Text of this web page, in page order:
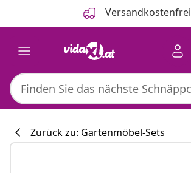
Versandkostenfrei
Zurück zu: Gartenmöbel-Sets